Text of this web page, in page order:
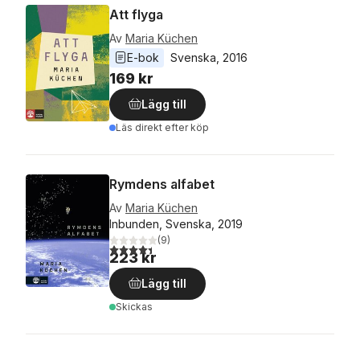
Att flyga
Av Maria Küchen
E-bok
Svenska 2016
169 kr
Lägg till
Läs direkt efter köp
Rymdens alfabet
Av Maria Küchen
Inbunden, Svenska, 2019
4,4utav 5 stjärnor. Totalt antal röster:
(9)
223 kr
Lägg till
Skickas